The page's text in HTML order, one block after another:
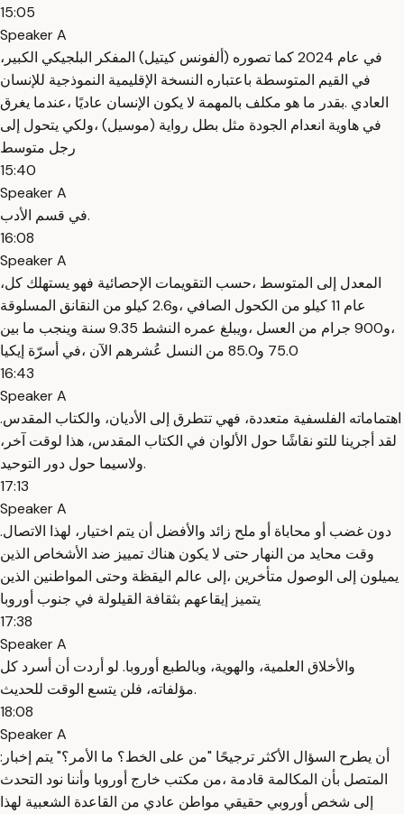
15:05
Speaker A
،في عام 2024 كما تصوره (ألفونس كيتيل) المفكر البلجيكي الكبير
في القيم المتوسطة باعتباره النسخة الإقليمية النموذجية للإنسان
العادي .بقدر ما هو مكلف بالمهمة لا يكون الإنسان عاديًا ،عندما يغرق
في هاوية انعدام الجودة مثل بطل رواية (موسيل) ،ولكي يتحول إلى
رجل متوسط
15:40
Speaker A
في قسم الأدب.
16:08
Speaker A
،المعدل إلى المتوسط ،حسب التقويمات الإحصائية فهو يستهلك كل
عام 11 كيلو من الكحول الصافي ،و2.6 كيلو من النقانق المسلوقة
،و900 جرام من العسل ،ويبلغ عمره النشط 9.35 سنة وينجب ما بين
75.0 و85.0 من النسل عُشرهم الآن ،في أسرّة إيكيا
16:43
Speaker A
اهتماماته الفلسفية متعددة، فهي تتطرق إلى الأديان، والكتاب المقدس.
لقد أجرينا للتو نقاشًا حول الألوان في الكتاب المقدس، هذا لوقت آخر،
ولاسيما حول دور التوحيد.
17:13
Speaker A
.دون غضب أو محاباة أو ملح زائد والأفضل أن يتم اختيار، لهذا الاتصال
وقت محايد من النهار حتى لا يكون هناك تمييز ضد الأشخاص الذين
يميلون إلى الوصول متأخرين ،إلى عالم اليقظة وحتى المواطنين الذين
يتميز إيقاعهم بثقافة القيلولة في جنوب أوروبا
17:38
Speaker A
والأخلاق العلمية، والهوية، وبالطبع أوروبا. لو أردت أن أسرد كل
مؤلفاته، فلن يتسع الوقت للحديث.
18:08
Speaker A
:أن يطرح السؤال الأكثر ترجيحًا "من على الخط؟ ما الأمر؟" يتم إخبار
المتصل بأن المكالمة قادمة ،من مكتب خارج أوروبا وأننا نود التحدث
إلى شخص أوروبي حقيقي مواطن عادي من القاعدة الشعبية لهذا